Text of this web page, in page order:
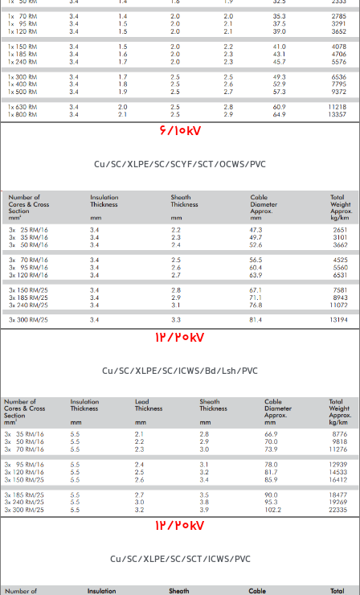
6/10kV
Cu/SC/XLPE/SC/SCYF/SCT/OCWS/PVC
12/20kV
Cu/SC/XLPE/SC/ICWS/Bd/Lsh/PVC
12/20kV
Cu/SC/XLPE/SC/SCT/ICWS/PVC